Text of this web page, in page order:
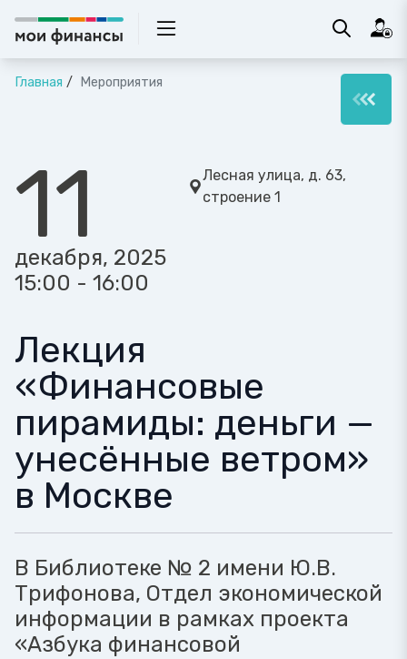
Главная Мероприятия
11
декабря, 2025
15:00 - 16:00
Лесная улица, д. 63,
строение 1
Лекция
«Финансовые
пирамиды: деньги —
унесённые ветром»
в Москве
В Библиотеке № 2 имени Ю.В.
Трифонова, Отдел экономической
информации в рамках проекта
«Азбука финансовой